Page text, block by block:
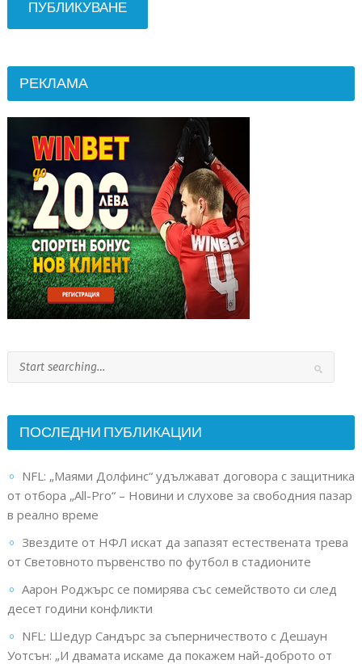
РЕКЛАМА
ПОСЛЕДНИ ПУБЛИКАЦИИ
NFL: „Маями Долфинс“ удължават договора с защитника
от отбора „All-Pro“ – Новини и слухове за свободния пазар
в реално време
Звездите от НФЛ искат да запазят естествената трева
от Световното първенство по футбол в стадионите
Аарон Роджърс се помирява със семейството си след
десет години конфликти
NFL: Шедур Сандърс за съперничеството с Дешаун
Уотсън: „И двамата искаме да покажем най-доброто от